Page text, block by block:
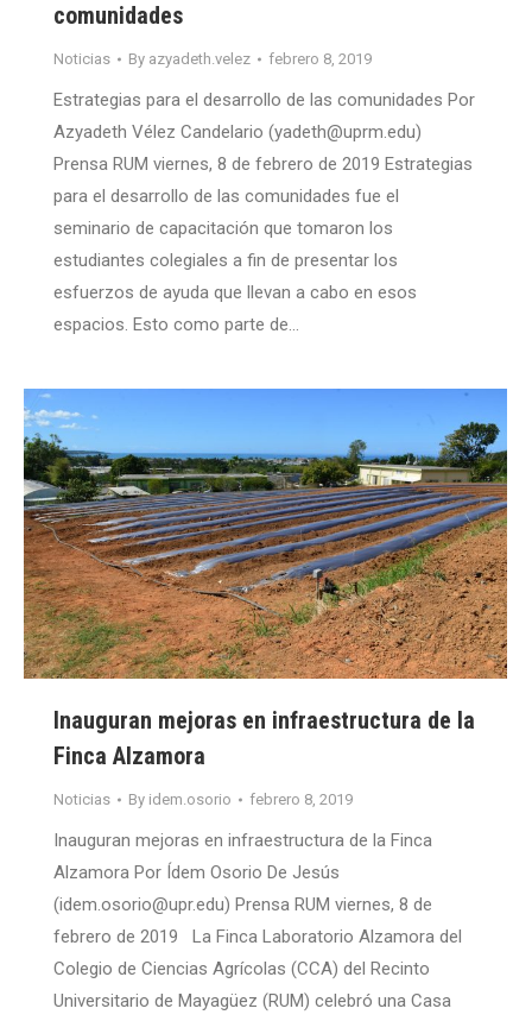
comunidades
Noticias By azyadeth.velez febrero 8, 2019
Estrategias para el desarrollo de las comunidades Por
Azyadeth Vélez Candelario (yadeth@uprm.edu)
Prensa RUM viernes, 8 de febrero de 2019 Estrategias
para el desarrollo de las comunidades fue el
seminario de capacitación que tomaron los
estudiantes colegiales a fin de presentar los
esfuerzos de ayuda que llevan a cabo en esos
espacios. Esto como parte de…
Inauguran mejoras en infraestructura de la
Finca Alzamora
Noticias By idem.osorio febrero 8, 2019
Inauguran mejoras en infraestructura de la Finca
Alzamora Por Ídem Osorio De Jesús
(idem.osorio@upr.edu) Prensa RUM viernes, 8 de
febrero de 2019 La Finca Laboratorio Alzamora del
Colegio de Ciencias Agrícolas (CCA) del Recinto
Universitario de Mayagüez (RUM) celebró una Casa